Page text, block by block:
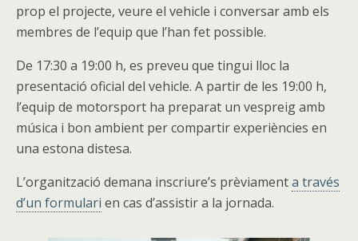
prop el projecte, veure el vehicle i conversar amb els
membres de l’equip que l’han fet possible.
De 17:30 a 19:00 h, es preveu que tingui lloc la
presentació oficial del vehicle. A partir de les 19:00 h,
l’equip de motorsport ha preparat un vespreig amb
música i bon ambient per compartir experiències en
una estona distesa.
L’organització demana inscriure’s prèviamenta través
d’un formulari en cas d’assistir a la jornada.